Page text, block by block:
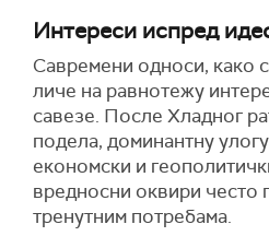
Интереси испред
Савремени односи, како
личе на равнотежу
савезе. После Хладног
подела, доминантну
економски и
вредносни оквири често
тренутним потребама.